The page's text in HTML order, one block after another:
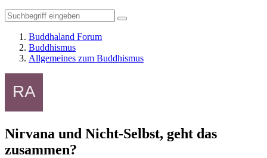
Buddhaland Forum
Buddhismus
Allgemeines zum Buddhismus
Nirvana und Nicht-Selbst, geht das
zusammen?